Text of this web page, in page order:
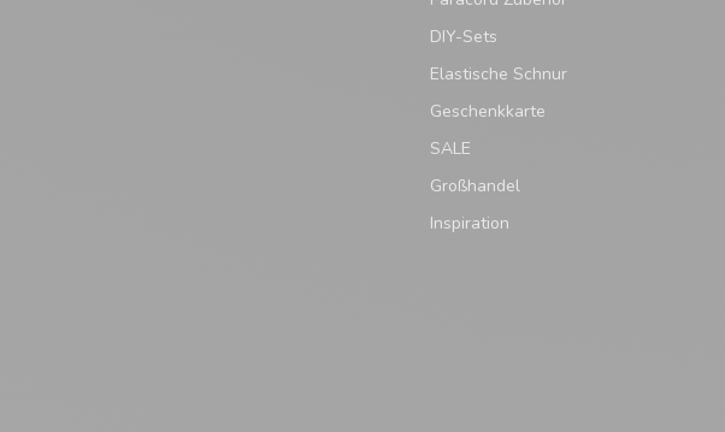
DIY-Sets
Elastische Schnur
Geschenkkarte
SALE
Großhandel
Inspiration